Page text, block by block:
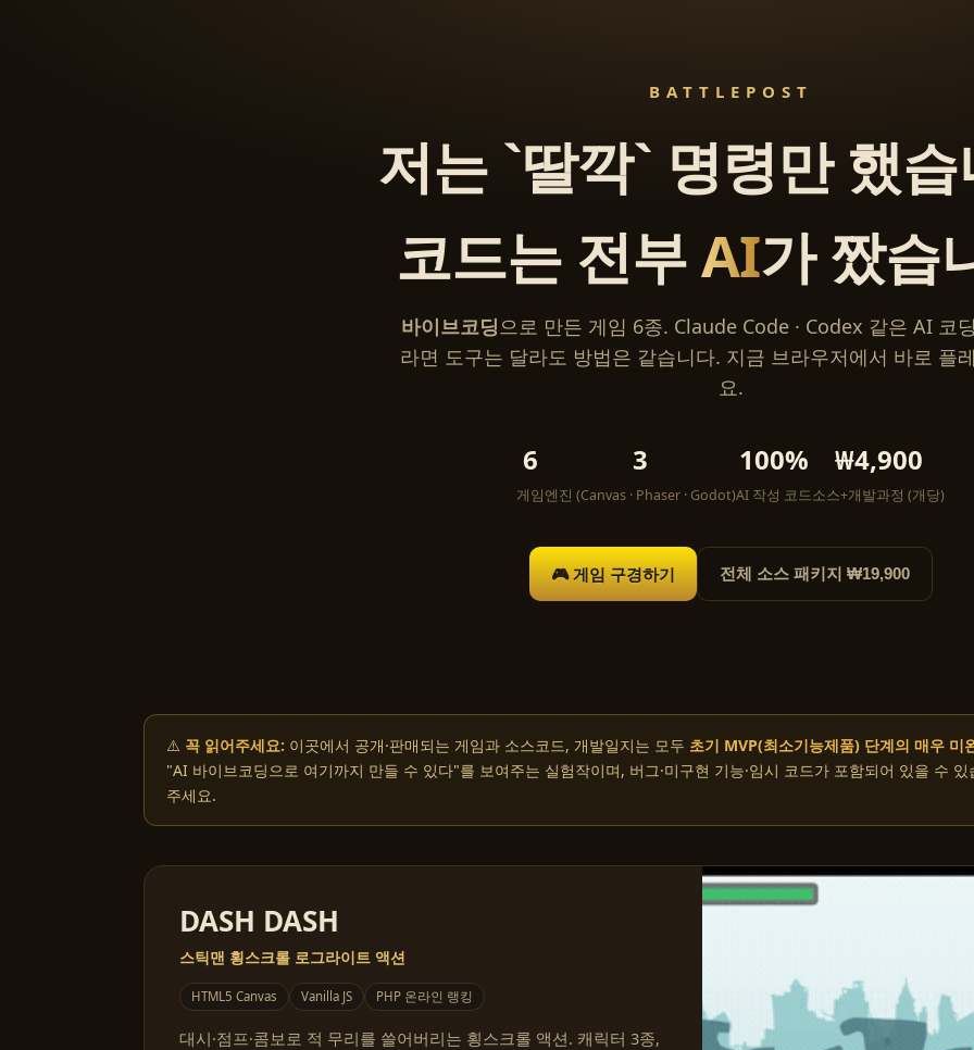
BATTLEPOST
저는 `딸깍` 명령만 했
코드는 전부AI가 짰습
바이브코딩으로 만든 게임 6종. Claude Code · Codex 같은 AI 코
라면 도구는 달라도 방법은 같습니다. 지금 브라우저에서 바로 플
요.
6
게임
3
엔진 (Canvas · Phaser · Godot)
100%
AI 작성 코드
₩4,900
소스+개발과정 (개당)
🎮 게임 구경하기 전체 소스 패키지 ₩19,900
⚠️ 꼭 읽어주세요: 이곳에서 공개·판매되는 게임과 소스코드, 개발일지는 모두 초기 MVP(최소기능제품) 단계의 매우 미
"AI 바이브코딩으로 여기까지 만들 수 있다"를 보여주는 실험작이며, 버그·미구현 기능·임시 코드가 포함되어 있을 수
주세요.
DASH DASH
스틱맨 횡스크롤 로그라이트 액션
HTML5 Canvas Vanilla JS PHP 온라인 랭킹
대시·점프·콤보로 적 무리를 쓸어버리는 횡스크롤 액션. 캐릭터 3종,